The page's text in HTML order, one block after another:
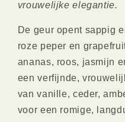
vrouwelijke elegantie.
De geur opent sappig
roze peper en
ananas, roos, jasmijn
een verfijnde,
van vanille, ceder,
voor een romige,